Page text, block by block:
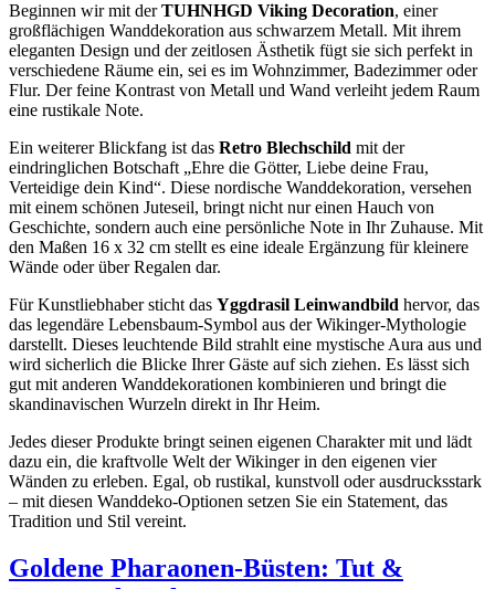
Beginnen wir mit derTUHNHGD Viking Decoration, einer
großflächigen Wanddekoration aus schwarzem Metall. Mit ihrem
eleganten Design und der zeitlosen Ästhetik fügt sie sich perfekt in
verschiedene Räume ein, sei es im Wohnzimmer, Badezimmer oder
Flur. Der feine Kontrast von Metall und Wand verleiht jedem Raum
eine rustikale Note.
Ein weiterer Blickfang ist das Retro Blechschild mit der
eindringlichen Botschaft „Ehre die Götter, Liebe deine Frau,
Verteidige dein Kind“. Diese nordische Wanddekoration, versehen
mit einem schönen Juteseil, bringt nicht nur einen Hauch von
Geschichte, sondern auch eine persönliche Note in Ihr Zuhause. Mit
den Maßen 16 x 32 cm stellt es eine ideale Ergänzung für kleinere
Wände oder über Regalen dar.
Für Kunstliebhaber sticht das Yggdrasil Leinwandbild hervor, das
das legendäre Lebensbaum-Symbol aus der Wikinger-Mythologie
darstellt. Dieses leuchtende Bild strahlt eine mystische Aura aus und
wird sicherlich die Blicke Ihrer Gäste auf sich ziehen. Es lässt sich
gut mit anderen Wanddekorationen kombinieren und bringt die
skandinavischen Wurzeln direkt in Ihr Heim.
Jedes dieser Produkte bringt seinen eigenen Charakter mit und lädt
dazu ein, die kraftvolle Welt der Wikinger in den eigenen vier
Wänden zu erleben. Egal, ob rustikal, kunstvoll oder ausdrucksstark
– mit diesen Wanddeko-Optionen setzen Sie ein Statement, das
Tradition und Stil vereint.
Goldene Pharaonen-Büsten: Tut &